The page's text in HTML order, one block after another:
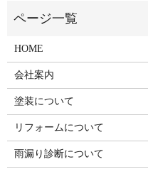
HOME
会社案内
塗装について
リフォームについて
雨漏り診断について